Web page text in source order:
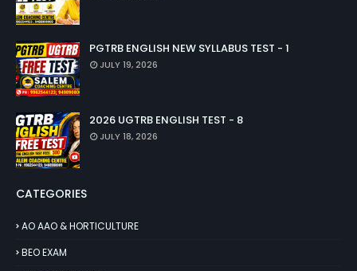
PGTRB ENGLISH NEW SYLLABUS TEST - 1
JULY 19, 2026
2026 UGTRB ENGLISH TEST - 8
JULY 18, 2026
CATEGORIES
AO AAO & HORTICULTURE
BEO EXAM